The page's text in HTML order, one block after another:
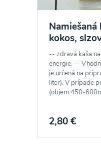
Namiešaná
kokos,
-- zdravá kaša
energie. --
je určená na
liter). V prípade
(objem 450-
2,80 €